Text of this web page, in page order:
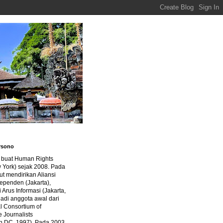
Human Rights
York) sejak 2008. Pada
mendirikan Aliansi
(Jakarta),
Arus Informasi (Jakarta,
anggota awal dari
Consortium of
Journalists